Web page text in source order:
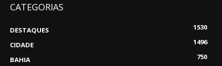
CATEGORIAS
DESTAQUES
1530
CIDADE
1496
BAHIA
750